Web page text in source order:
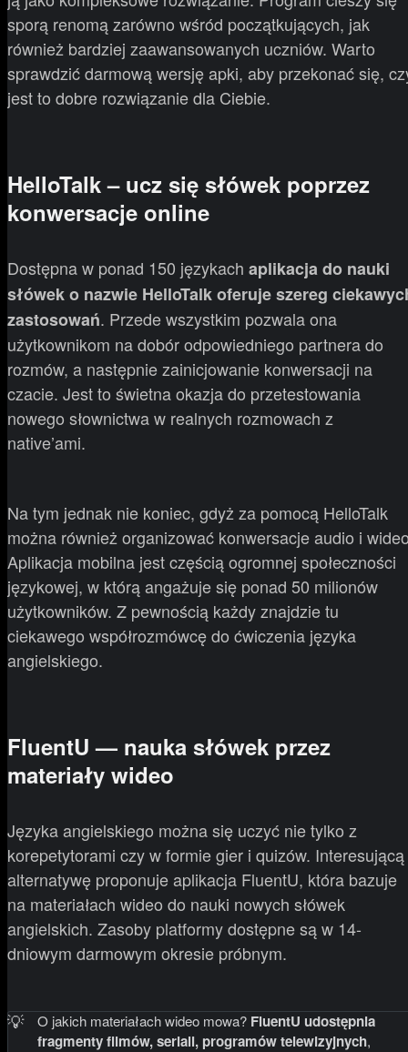
sporą renomą zarówno wśród początkujących, jak
również bardziej zaawansowanych uczniów. Warto
sprawdzić darmową wersję apki, aby przekonać się,
jest to dobre rozwiązanie dla Ciebie.
HelloTalk – ucz się słówek poprzez
konwersacje online
Dostępna w ponad 150 językach aplikacja do nauki
słówek o nazwie HelloTalk oferuje szereg
zastosowań. Przede wszystkim pozwala ona
użytkownikom na dobór odpowiedniego partnera do
rozmów, a następnie zainicjowanie konwersacji na
czacie. Jest to świetna okazja do przetestowania
nowego słownictwa w realnych rozmowach z
native’ami.
Na tym jednak nie koniec, gdyż za pomocą HelloTalk
można również organizować konwersacje audio i
Aplikacja mobilna jest częścią ogromnej społeczności
językowej, w którą angażuje się ponad 50 milionów
użytkowników. Z pewnością każdy znajdzie tu
ciekawego współrozmówcę do ćwiczenia języka
angielskiego.
FluentU — nauka słówek przez
materiały wideo
Języka angielskiego można się uczyć nie tylko z
korepetytorami czy w formie gier i quizów. Interesującą
alternatywę proponuje aplikacja FluentU, która bazuje
na materiałach wideo do nauki nowych słówek
angielskich. Zasoby platformy dostępne są w 14-
dniowym darmowym okresie próbnym.
💡 O jakich materiałach wideo mowa? FluentU udostępnia
fragmenty filmów, seriali, programów telewizyjnych,